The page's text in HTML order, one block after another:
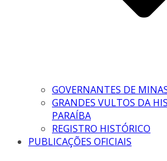
GOVERNANTES DE
GRANDES VULTOS DA
PARAÍBA
REGISTRO HISTÓRICO
PUBLICAÇÕES OFICIAIS